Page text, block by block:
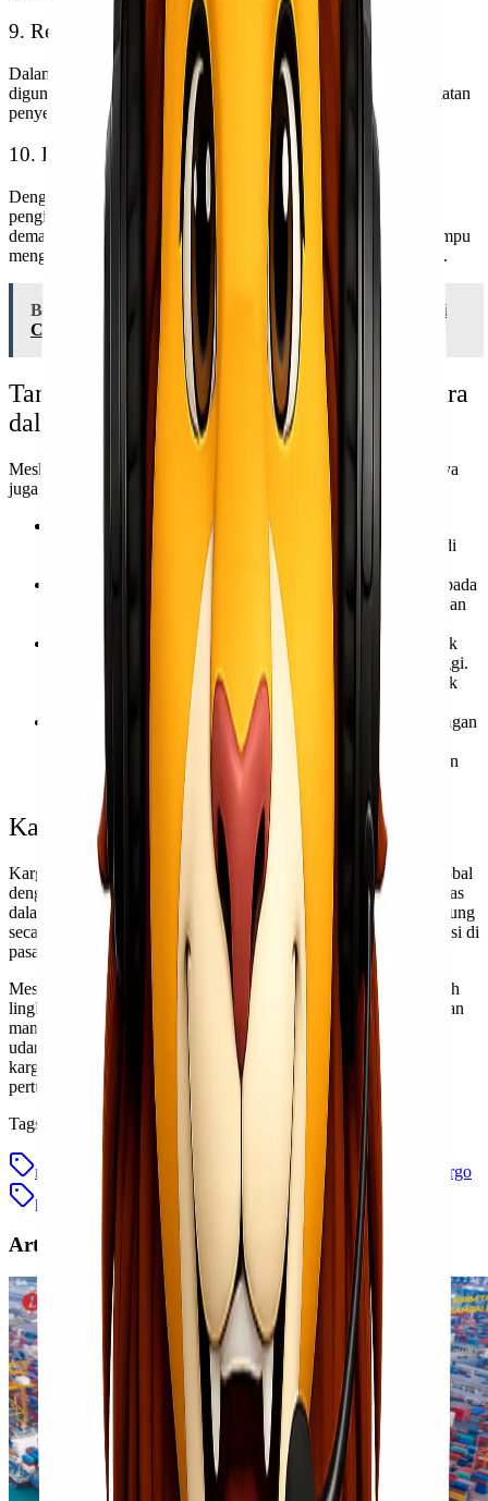
9. Respons terhadap Permintaan Darurat
Dalam situasi darurat seperti bencana alam, kargo udara dapat
digunakan untuk mengirimkan bantuan kemanusiaan atau peralatan
penyelamatan dengan cepat ke lokasi yang membutuhkan.
10. Pengiriman Produk Global yang Efisien
Dengan berbagai layanan yang ditawarkan, seperti layanan
pengiriman udara khusus, pengiriman terhadap permintaan (on-
demand), dan layanan pengiriman kargo besar, kargo udara mampu
mengatasi berbagai jenis produk dan permintaan dengan efisien.
Baca Juga:
Jasa Pengiriman Barang Via Udara Melalui
Cargo Bandara
Tantangan dalam Penggunaan Kargo Udara
dalam Rantai Pasokan Global
Meskipun kargo udara memiliki banyak manfaat, penggunaannya
juga menghadapi beberapa tantangan:
Biaya Tinggi: Pengiriman melalui udara seringkali lebih
mahal daripada jalur transportasi lainnya. Ini dapat menjadi
hambatan bagi bisnis yang memiliki anggaran terbatas.
Kapasitas Terbatas: Kapasitas pesawat terbatas, terutama pada
penerbangan internasional, dapat mengakibatkan penundaan
dan peningkatan biaya pengiriman.
Masalah Lingkungan: Kargo udara dapat memiliki dampak
lingkungan yang signifikan karena emisi karbon yang tinggi.
Upaya terus menerus dilakukan untuk mengurangi dampak
lingkungan dari operasi penerbangan kargo.
Peraturan dan Kepatuhan: Peraturan yang ketat terkait dengan
pengiriman barang antarnegara memerlukan tingkat
kepatuhan yang tinggi dan pemahaman tentang persyaratan
khusus.
Kargo Udara Sebagai Elemen Vital
Kargo udara memainkan peran penting dalam rantai pasokan global
dengan menyediakan kecepatan, ketepatan waktu, dan fleksibilitas
dalam pengiriman barang. Dalam ekonomi yang semakin terhubung
secara global, kargo udara memungkinkan bisnis untuk beroperasi di
pasar internasional dengan efisien.
Meskipun menghadapi tantangan seperti biaya tinggi dan masalah
lingkungan, perkembangan terus dilakukan untuk memaksimalkan
manfaat dan mengurangi dampak negatif dari penggunaan kargo
udara. Sebagai elemen vital dalam rantai pasokan global, peran
kargo udara dalam mendukung perdagangan internasional dan
pertumbuhan ekonomi tidak dapat diabaikan.
Tags
manfaat kargo manfaat kargo terhadap bisnis
peran kargo
peran kargo terhadap bisnis
Artikel Terkait